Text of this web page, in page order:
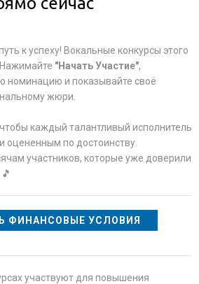
к успеху! Вокальные конкурсы этого
"Начать Участие",
номинацию и показывайте своё
жюри.
каждый талантливый исполнитель
по достоинству.
участников, которые уже доверили
ФИНАНСОВЫЕ УСЛОВИЯ
участвуют для повышения